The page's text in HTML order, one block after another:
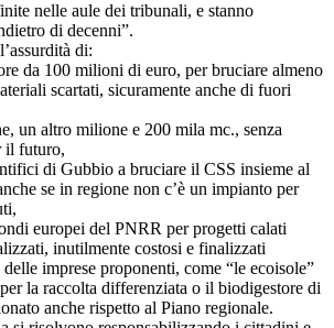
nelle aule dei tribunali, e stanno
di decenni”.
di:
da 100 milioni di euro, per bruciare almeno
scartati, sicuramente anche di fuori
un altro milione e 200 mila mc., senza
il futuro,
di Gubbio a bruciare il CSS insieme al
se in regione non c’è un impianto per
europei del PNRR per progetti calati
inutilmente costosi e finalizzati
imprese proponenti, come “le ecoisole”
la raccolta differenziata o il biodigestore di
anche rispetto al Piano regionale.